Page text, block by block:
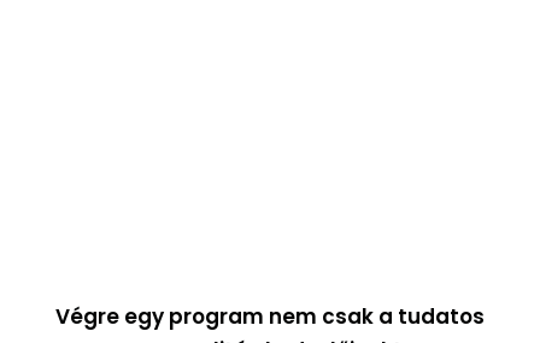
Végre egy program nem csak a tudatos